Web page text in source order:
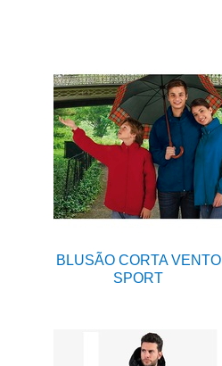
BLUSÃO CORTA VENTO
SPORT